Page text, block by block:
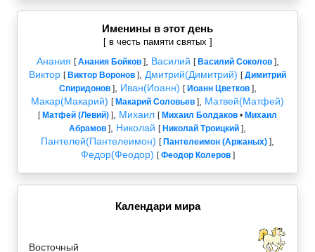
Именины в этот день
[ в честь памяти святых ]
Анания [Анания Бойков], Василий [ Василий Соколов],
Виктор [ Виктор Воронов ] Дмитрий(Димитрий) [Димитрий
Спиридонов], Иван(Иоанн) [ Иоанн Цветков],
Макар(Макарий) [ Макарий Соловьев ] Матвей(Матфей)
[ Матфей (Левий) ] Михаил [ Михаил Болдаков • Михаил
Абрамов ] Николай [ Николай Троицкий ]
Пантелей(Пантелеимон) [ Пантелеимон (Аржаных) ]
Федор(Феодор) [Феодор Колеров]
Календари мира
Восточный